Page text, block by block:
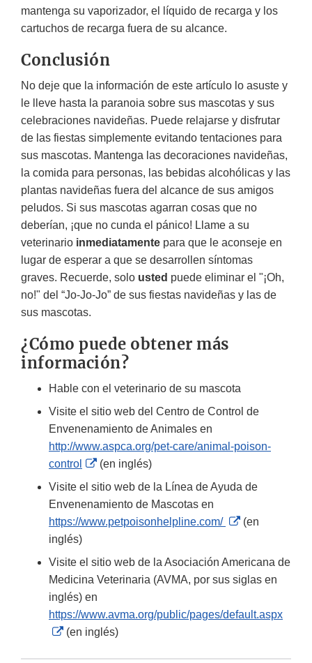
mantenga su vaporizador, el líquido de recarga y los
cartuchos de recarga fuera de su alcance.
Conclusión
No deje que la información de este artículo lo asuste y
le lleve hasta la paranoia sobre sus mascotas y sus
celebraciones navideñas. Puede relajarse y disfrutar
de las fiestas simplemente evitando tentaciones para
sus mascotas. Mantenga las decoraciones navideñas,
la comida para personas, las bebidas alcohólicas y las
plantas navideñas fuera del alcance de sus amigos
peludos. Si sus mascotas agarran cosas que no
deberían, ¡que no cunda el pánico! Llame a su
veterinario inmediatamente para que le aconseje en
lugar de esperar a que se desarrollen síntomas
graves. Recuerde, solo usted puede eliminar el "¡Oh,
no!" del “Jo-Jo-Jo” de sus fiestas navideñas y las de
sus mascotas.
¿Cómo puede obtener más
información?
Hable con el veterinario de su mascota
Visite el sitio web del Centro de Control de
Envenenamiento de Animales en
http://www.aspca.org/pet-care/animal-poison-
control
External
Link
Disclaimer
(en inglés)
Visite el sitio web de la Línea de Ayuda de
Envenenamiento de Mascotas en
https://www.petpoisonhelpline.com/
External
Disclaimer
(en
inglés)
Visite el sitio web de la Asociación Americana de
Medicina Veterinaria (AVMA, por sus siglas en
inglés) en
https://www.avma.org/public/pages/default.aspx
External
(en inglés)